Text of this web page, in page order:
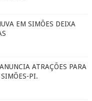
EM SIMÕES DEIXA
ATRAÇÕES PARA
PI.